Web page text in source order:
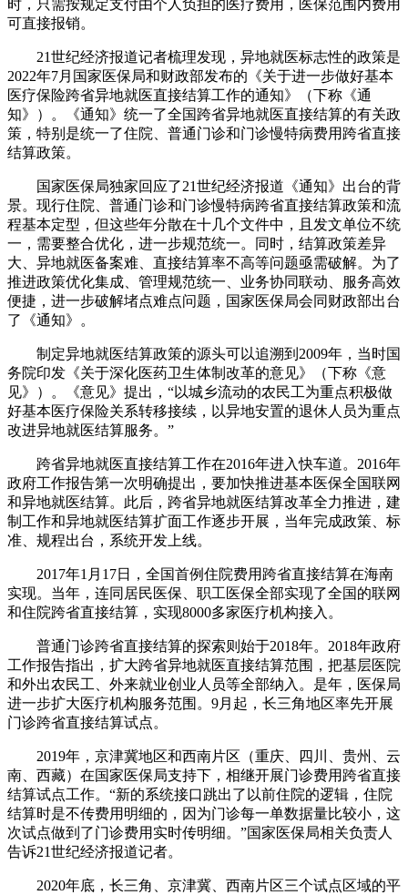
时，只需按规定支付由个人负担的医疗费用，医保范围内费用
可直接报销。
21世纪经济报道记者梳理发现，异地就医标志性的政策是
2022年7月国家医保局和财政部发布的《关于进一步做好基本
医疗保险跨省异地就医直接结算工作的通知》（下称《通
知》）。《通知》统一了全国跨省异地就医直接结算的有关政
策，特别是统一了住院、普通门诊和门诊慢特病费用跨省直接
结算政策。
国家医保局独家回应了21世纪经济报道《通知》出台的背
景。现行住院、普通门诊和门诊慢特病跨省直接结算政策和流
程基本定型，但这些年分散在十几个文件中，且发文单位不统
一，需要整合优化，进一步规范统一。同时，结算政策差异
大、异地就医备案难、直接结算率不高等问题亟需破解。为了
推进政策优化集成、管理规范统一、业务协同联动、服务高效
便捷，进一步破解堵点难点问题，国家医保局会同财政部出台
了《通知》。
制定异地就医结算政策的源头可以追溯到2009年，当时国
务院印发《关于深化医药卫生体制改革的意见》（下称《意
见》）。《意见》提出，“以城乡流动的农民工为重点积极做
好基本医疗保险关系转移接续，以异地安置的退休人员为重点
改进异地就医结算服务。”
跨省异地就医直接结算工作在2016年进入快车道。2016年
政府工作报告第一次明确提出，要加快推进基本医保全国联网
和异地就医结算。此后，跨省异地就医结算改革全力推进，建
制工作和异地就医结算扩面工作逐步开展，当年完成政策、标
准、规程出台，系统开发上线。
2017年1月17日，全国首例住院费用跨省直接结算在海南
实现。当年，连同居民医保、职工医保全部实现了全国的联网
和住院跨省直接结算，实现8000多家医疗机构接入。
普通门诊跨省直接结算的探索则始于2018年。2018年政府
工作报告指出，扩大跨省异地就医直接结算范围，把基层医院
和外出农民工、外来就业创业人员等全部纳入。是年，医保局
进一步扩大医疗机构服务范围。9月起，长三角地区率先开展
门诊跨省直接结算试点。
2019年，京津冀地区和西南片区（重庆、四川、贵州、云
南、西藏）在国家医保局支持下，相继开展门诊费用跨省直接
结算试点工作。“新的系统接口跳出了以前住院的逻辑，住院
结算时是不传费用明细的，因为门诊每一单数据量比较小，这
次试点做到了门诊费用实时传明细。”国家医保局相关负责人
告诉21世纪经济报道记者。
2020年底，长三角、京津冀、西南片区三个试点区域的平